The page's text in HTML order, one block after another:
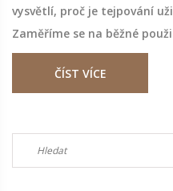
vysvětlí, proč je tejpování
Zaměříme se na běžné
jakož i na prevenci bolesti a
probereme, jak vybrat
ČÍST VÍCE